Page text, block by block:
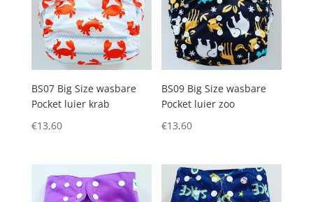
BS07 Big Size wasbare
Pocket luier krab
€13,60
BS09 Big Size wasbare
Pocket luier zoo
€13,60